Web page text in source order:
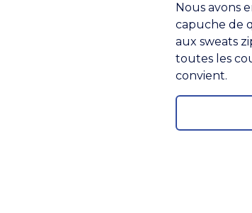
Nous avons
capuche de
aux sweats
toutes les
convient.